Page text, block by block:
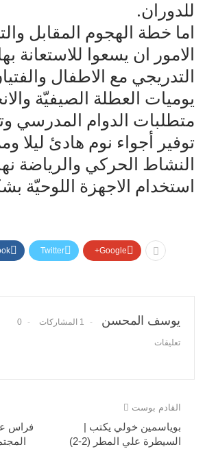
للدوران.
اما خطة الهجوم المقابل
الامور ان يسعوا للاستعانة
التدريجي مع الاطفال
يوميات العطلة الصيفيّة
متطلبات الدوام المدرسي
توفير أجواء نوم هادئ ليلا
النشاط الحركي والرياضة
استخدام الاجهزة اللوحيّة
Twitter Google+
يوسف المحسن 1 المشاركات 0
تعليقات
فراس
القادم بوست
بوياسمين خولي يكتب |
السيطرة علي المطر (2-2)